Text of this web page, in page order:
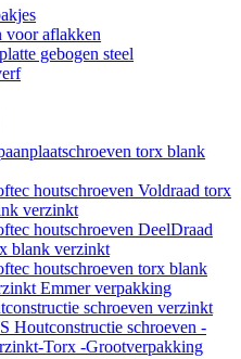
voor aflakken
gebogen steel
torx blank
houtschroeven Voldraad torx
verzinkt
houtschroeven DeelDraad
blank verzinkt
houtschroeven torx blank
Emmer verpakking
schroeven verzinkt
Houtconstructie schroeven -
Torx -Grootverpakking